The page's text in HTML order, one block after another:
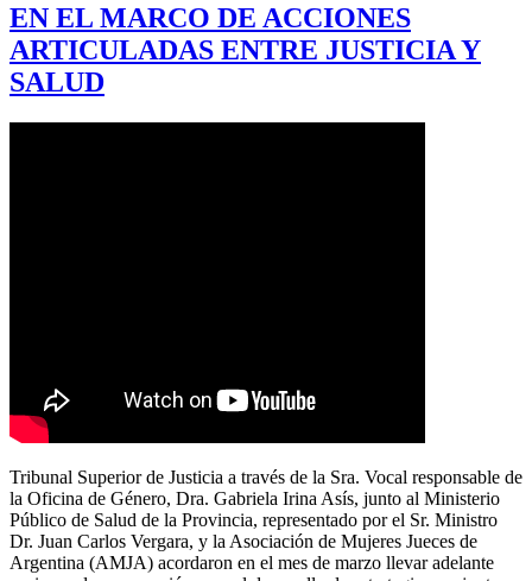
EN EL MARCO DE ACCIONES
ARTICULADAS ENTRE JUSTICIA Y
SALUD
Tribunal Superior de Justicia a través de la Sra. Vocal responsable de
la Oficina de Género, Dra. Gabriela Irina Asís, junto al Ministerio
Público de Salud de la Provincia, representado por el Sr. Ministro
Dr. Juan Carlos Vergara, y la Asociación de Mujeres Jueces de
Argentina (AMJA) acordaron en el mes de marzo llevar adelante